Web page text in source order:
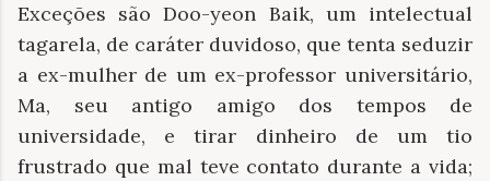
Exceções são Doo-yeon Baik, um intelectual
tagarela, de caráter duvidoso, que tenta seduzir
a ex-mulher de um ex-professor universitário,
Ma, seu antigo amigo dos tempos de
universidade, e tirar dinheiro de um tio
frustrado que mal teve contato durante a vida;